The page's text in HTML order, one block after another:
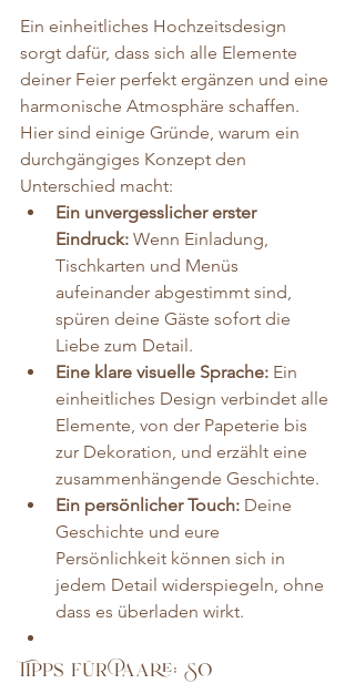
Ein einheitliches Hochzeitsdesign
sorgt dafür, dass sich alle Elemente
deiner Feier perfekt ergänzen und eine
harmonische Atmosphäre schaffen.
Hier sind einige Gründe, warum ein
durchgängiges Konzept den
Unterschied macht:
Ein unvergesslicher erster
Eindruck: Wenn Einladung,
Tischkarten und Menüs
aufeinander abgestimmt sind,
spüren deine Gäste sofort die
Liebe zum Detail.
Eine klare visuelle Sprache: Ein
einheitliches Design verbindet alle
Elemente, von der Papeterie bis
zur Dekoration, und erzählt eine
zusammenhängende Geschichte.
Ein persönlicher Touch: Deine
Geschichte und eure
Persönlichkeit können sich in
jedem Detail widerspiegeln, ohne
dass es überladen wirkt.
Tipps für Paare: So